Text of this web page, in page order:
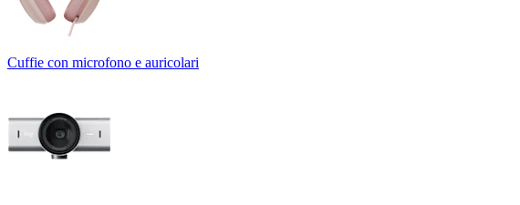
Cuffie con microfono e auricolari